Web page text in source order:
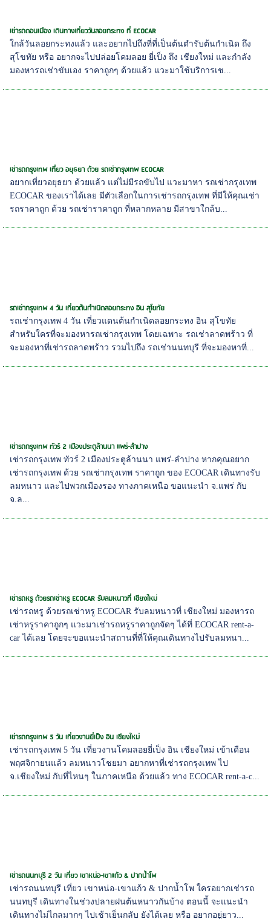
เช่ารถดอนเมือง เดินทางเที่ยววันลอยกระทง ที่ ECOCAR
ใกล้วันลอยกระทงแล้ว และอยากไปถึงที่ที่เป็นต้นตำรับต้นกำเนิด ถึง
สุโขทัย หรือ อยากจะไปปล่อยโคมลอย ยี่เป็ง ถึง เชียงใหม่ และกำลัง
มองหารถเช่าขับเอง ราคาถูกๆ ด้วยแล้ว แวะมาใช้บริการเช...
เช่ารถกรุงเทพ เที่ยว อยุธยา ด้วย รถเช่ากรุงเทพ ECOCAR
อยากเที่ยวอยุธยา ด้วยแล้ว แต่ไม่มีรถขับไป แวะมาหา รถเช่ากรุงเทพ
ECOCAR ของเราได้เลย มีตัวเลือกในการเช่ารถกรุงเทพ ที่มีให้คุณเช่า
รถราคาถูก ด้วย รถเช่าราคาถูก ที่หลากหลาย มีสาขาใกล้บ...
รถเช่ากรุงเทพ 4 วัน เที่ยวต้นกำเนิดลอยกระทง อิน สุโขทัย
รถเช่ากรุงเทพ 4 วัน เที่ยวแดนต้นกำเนิดลอยกระทง อิน สุโขทัย
สำหรับใครที่จะมองหารถเช่ากรุงเทพ โดยเฉพาะ รถเช่าลาดพร้าว ที่
จะมองหาที่เช่ารถลาดพร้าว รวมไปถึง รถเช่านนทบุรี ที่จะมองหาที่...
เช่ารถกรุงเทพ ทัวร์ 2 เมืองประตูล้านนา แพร่-ลำปาง
เช่ารถกรุงเทพ ทัวร์ 2 เมืองประตูล้านนา แพร่-ลำปาง หากคุณอยาก
เช่ารถกรุงเทพ ด้วย รถเช่ากรุงเทพ ราคาถูก ของ ECOCAR เดินทางรับ
ลมหนาว และไปพวกเมืองรอง ทางภาคเหนือ ขอแนะนำ จ.แพร่ กับ
จ.ล...
เช่ารถหรู ด้วยรถเช่าหรู ECOCAR รับลมหนาวที่ เชียงใหม่
เช่ารถหรู ด้วยรถเช่าหรู ECOCAR รับลมหนาวที่ เชียงใหม่ มองหารถ
เช่าหรูราคาถูกๆ แวะมาเช่ารถหรูราคาถูกจัดๆ ได้ที่ ECOCAR rent-a-
car ได้เลย โดยจะขอแนะนำสถานที่ที่ให้คุณเดินทางไปรับลมหนา...
เช่ารถกรุงเทพ 5 วัน เที่ยวงานยี่เป็ง อิน เชียงใหม่
เช่ารถกรุงเทพ 5 วัน เที่ยวงานโคมลอยยี่เป็ง อิน เชียงใหม่ เข้าเดือน
พฤศจิกายนแล้ว ลมหนาวโชยมา อยากหาที่เช่ารถกรุงเทพ ไป
จ.เชียงใหม่ กับที่ไหนๆ ในภาคเหนือ ด้วยแล้ว ทาง ECOCAR rent-a-c...
เช่ารถนนทบุรี 2 วัน เที่ยว เขาหน่อ-เขาแก้ว & ปากน้ำโพ
เช่ารถนนทบุรี เที่ยว เขาหน่อ-เขาแก้ว & ปากน้ำโพ ใครอยากเช่ารถ
นนทบุรี เดินทางในช่วงปลายฝนต้นหนาวกันบ้าง ตอนนี้ จะแนะนำ
เดินทางไม่ไกลมากๆ ไปเช้าเย็นกลับ ยังได้เลย หรือ อยากอยู่ยาว...